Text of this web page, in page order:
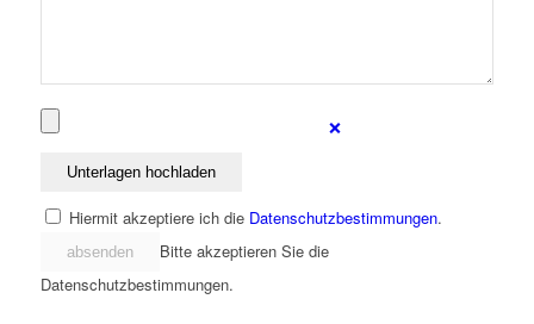
❌
Hiermit akzeptiere ich die Datenschutzbestimmungen.
Bitte
dieses
Bitte akzeptieren Sie die
Datenschutzbestimmungen.